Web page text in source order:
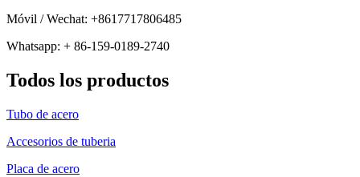
Móvil / Wechat: +8617717806485
Whatsapp: + 86-159-0189-2740
Todos los productos
Tubo de acero
Accesorios de tuberia
Placa de acero